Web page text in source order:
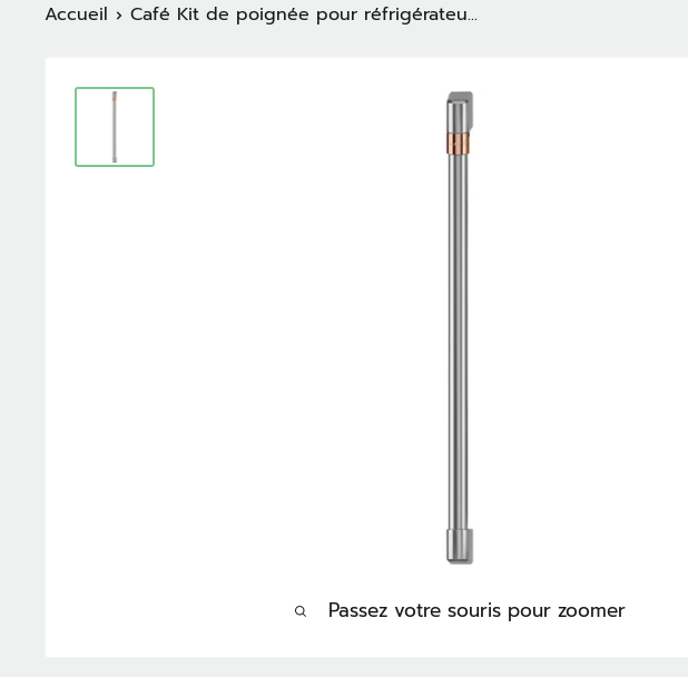
Accueil Café Kit de poignée pour réfrigérateu...
Passez votre souris pour zoomer